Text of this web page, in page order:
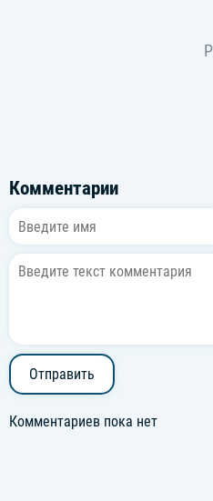
Комментарии
Отправить
Комментариев пока нет